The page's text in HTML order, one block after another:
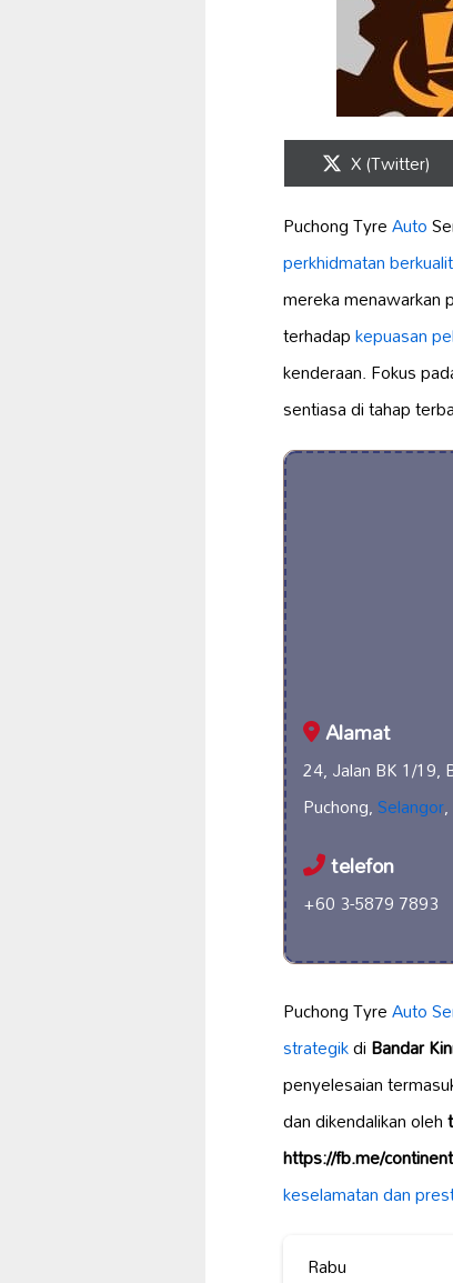
Share
on
X (Twitter)
Puchong TyreAuto
perkhidmatan
mereka menawarkan
terhadapkepuasan
kenderaan. Fokus
sentiasa di tahap
Alamat
24, Jalan BK 1/19,
Puchong,Selangor
telefon
+60 3-5879 7893
Puchong TyreAuto
strategikdiBandar
penyelesaian
dan dikendalikan oleh
https://fb.me/
keselamatan dan
Rabu